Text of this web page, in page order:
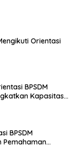
Orientasi
BPSDM
Kapasitas
BPSDM
Pemahaman